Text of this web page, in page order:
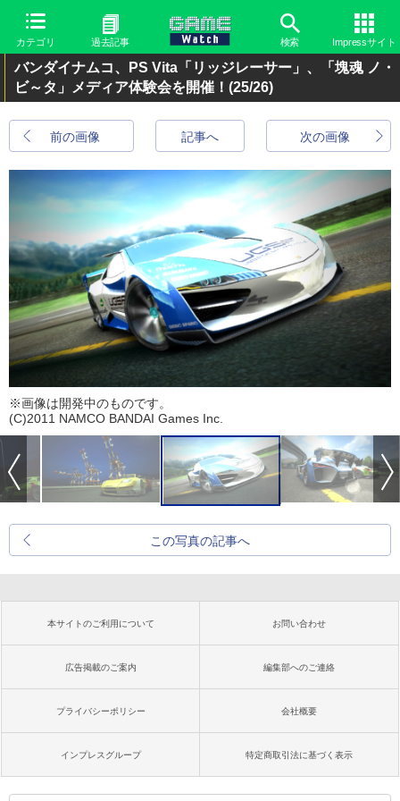
カテゴリ 過去記事 検索 Impressサイト
バンダイナムコ、PS Vita「リッジレーサー」、「塊魂 ノ・
ビ～タ」メディア体験会を開催！ (25/26)
前の画像 次の画像
記事へ
※画像は開発中のものです。
(C)2011 NAMCO BANDAI Games Inc.
この写真の記事へ
本サイトのご利用について お問い合わせ
広告掲載のご案内 編集部へのご連絡
プライバシーポリシー 会社概要
インプレスグループ 特定商取引法に基づく表示